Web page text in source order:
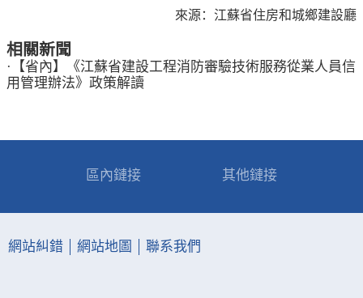
來源：江蘇省住房和城鄉建設廳
相關新聞
·
【省內】《江蘇省建設工程消防審驗技術服務從業人員信
用管理辦法》政策解讀
區內鏈接 其他鏈接
網站糾錯 網站地圖 聯系我們